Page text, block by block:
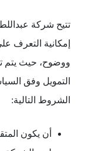
تتيح شركة
إمكانية التعرف
ووضوح، حيث يتم
التمويل وفق
الشروط التالية:
أن يكون